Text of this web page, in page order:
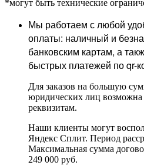
*могут быть технические
Мы работаем с любой
оплаты: наличный и
банковским картам, а
быстрых платежей по qr-
Для заказов на большую
юридических лиц возможна
реквизитам.
Наши клиенты могут
Яндекс Сплит. Период
Максимальная сумма
249 000 руб.